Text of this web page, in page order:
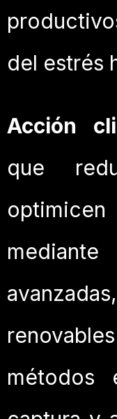
del estrés
Acción
que
métodos